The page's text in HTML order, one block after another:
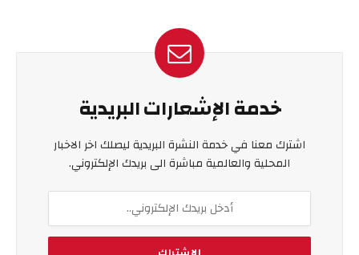
خدمة الإشعارات البريدية
اشترك معنا في خدمة النشرة البريدية ليصلك اخر الاخبار
المحلية والعالمية مباشرة الى بريدك الإلكتروني.